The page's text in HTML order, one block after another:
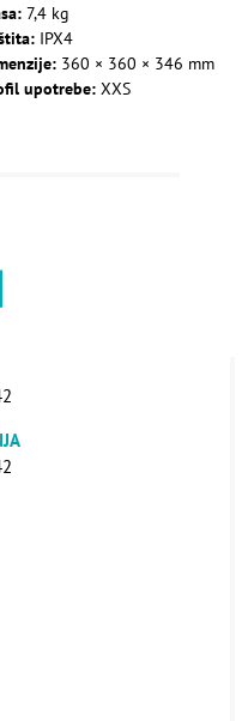
7,4 kg
IPX4
360 × 360 × 346 mm
upotrebe: XXS